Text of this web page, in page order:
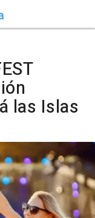
las Islas